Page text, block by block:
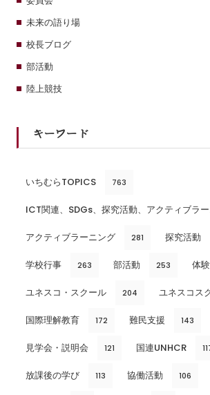
未来の語り場
校長ブログ
部活動
陸上競技
キーワード
いちむらTOPICS 763
ICT関連、SDGs、探究活動、アクティブラ
アクティブラーニング 281 探究活動
学校行事 263 部活動 253 体
ユネスコ・スクール 204 ユネスコス
国際理解教育 172 難民支援 143
見学会・説明会 121 国連UNHCR
放課後の学び 113 協働活動 106